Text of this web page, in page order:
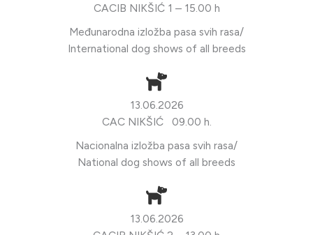
CACIB NIKŠIĆ 1 – 15.00 h
Međunarodna izložba pasa svih rasa/
International dog shows of all breeds
13.06.2026
CAC NIKŠIĆ 09.00 h.
Nacionalna izložba pasa svih rasa/
National dog shows of all breeds
13.06.2026